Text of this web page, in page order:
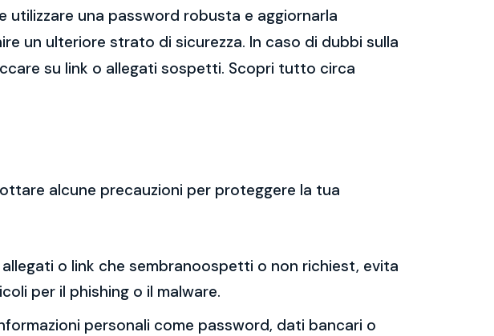
utilizzare una password robusta e aggiornarla
un ulteriore strato di sicurezza. In caso di dubbi sulla
su link o allegati sospetti. Scopri tutto circa
alcune precauzioni per proteggere la tua
allegati o link che sembranoospetti o non richiest, evita
per il phishing o il malware.
personali come password, dati bancari o